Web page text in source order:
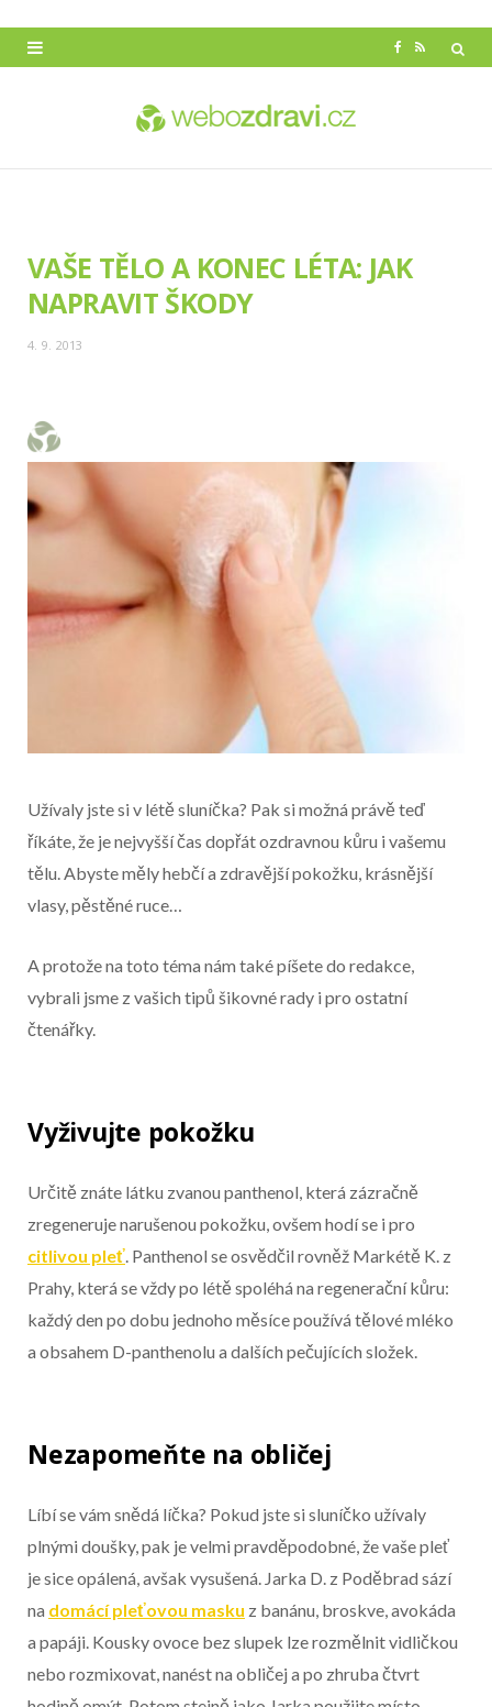
R
VAŠE TĚLO A KONEC LÉTA: JAK
NAPRAVIT ŠKODY
4. 9. 2013
Užívaly jste si v létě sluníčka? Pak si možná právě teď
říkáte, že je nejvyšší čas dopřát ozdravnou kůru i vašemu
tělu. Abyste měly hebčí a zdravější pokožku, krásnější
vlasy, pěstěné ruce…
Začátek reklamy
Konec reklamy
A protože na toto téma nám také píšete do redakce,
vybrali jsme z vašich tipů šikovné rady i pro ostatní
čtenářky.
Vyživujte pokožku
Určitě znáte látku zvanou panthenol, která zázračně
zregeneruje narušenou pokožku, ovšem hodí se i pro
citlivou pleť. Panthenol se osvědčil rovněž Markétě K. z
Prahy, která se vždy po létě spoléhá na regenerační kůru:
každý den po dobu jednoho měsíce používá tělové mléko
a obsahem D-panthenolu a dalších pečujících složek.
Nezapomeňte na obličej
Líbí se vám snědá líčka? Pokud jste si sluníčko užívaly
plnými doušky, pak je velmi pravděpodobné, že vaše pleť
je sice opálená, avšak vysušená. Jarka D. z Poděbrad sází
na domácí pleťovou masku z banánu, broskve, avokáda
a papáji. Kousky ovoce bez slupek lze rozmělnit vidličkou
nebo rozmixovat, nanést na obličej a po zhruba čtvrt